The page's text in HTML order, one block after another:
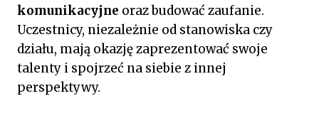
komunikacyjne oraz budować zaufanie.
Uczestnicy, niezależnie od stanowiska czy
działu, mają okazję zaprezentować swoje
talenty i spojrzeć na siebie z innej
perspektywy.